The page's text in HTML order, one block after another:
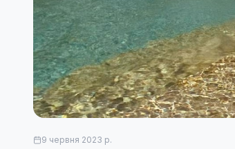
9 червня 2023 р.